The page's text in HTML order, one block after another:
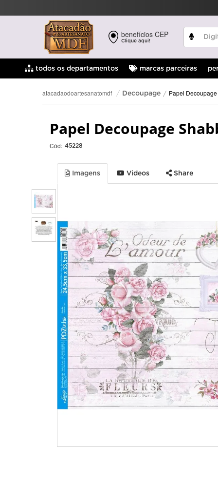
benefícios CEP
Clique aqui!
todos os departamentos marcas parceiras
atacadaodoartesanatomdf Decoupage Papel Decoupage
Papel Decoupage
Cód: 45228
Imagens Videos Share